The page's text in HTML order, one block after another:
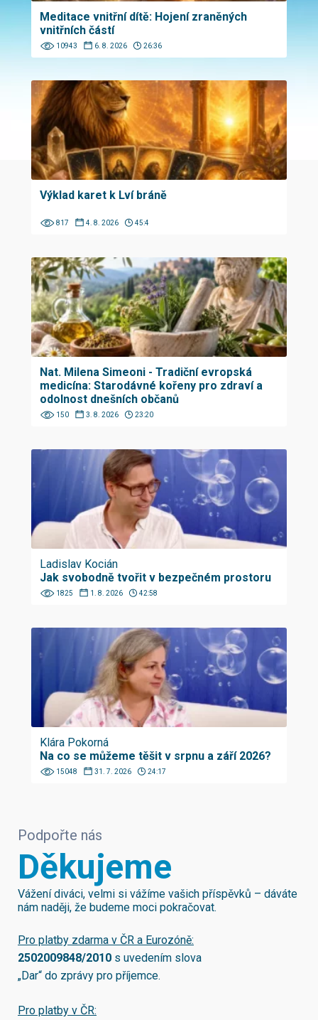
Meditace vnitřní dítě: Hojení zraněných
vnitřních částí
10943 6. 8. 2026 26:36
Výklad karet k Lví bráně
817 4. 8. 2026 45:4
Nat. Milena Simeoni - Tradiční evropská
medicína: Starodávné kořeny pro zdraví a
odolnost dnešních občanů
150 3. 8. 2026 23:20
Ladislav Kocián
Jak svobodně tvořit v bezpečném prostoru
1825 1. 8. 2026 42:58
Klára Pokorná
Na co se můžeme těšit v srpnu a září 2026?
15048 31. 7. 2026 24:17
Podpořte nás
Děkujeme
Vážení diváci, velmi si vážíme vašich příspěvků – dáváte
nám naději, že budeme moci pokračovat.
Pro platby zdarma v ČR a Eurozóně:
2502009848/2010 s uvedením slova
„Dar“ do zprávy pro příjemce.
Pro platby v ČR: